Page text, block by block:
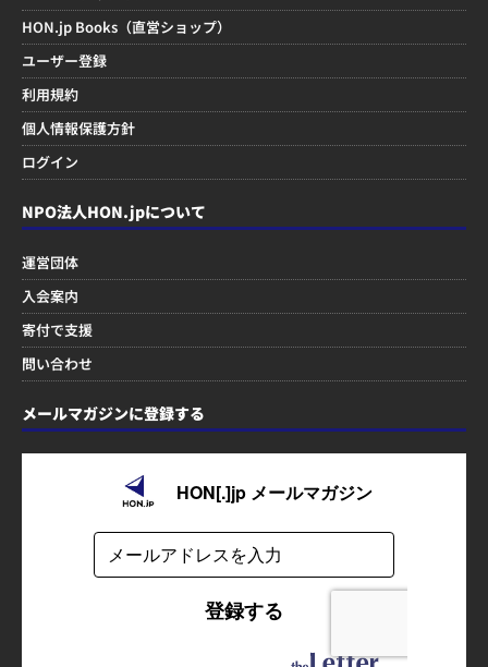
HON.jp Books（直営ショップ）
ユーザー登録
利用規約
個人情報保護方針
ログイン
NPO法人HON.jpについて
運営団体
入会案内
寄付で支援
問い合わせ
メールマガジンに登録する